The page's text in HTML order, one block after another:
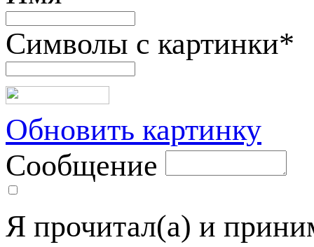
Символы с картинки*
Обновить картинку
Сообщение
Я прочитал(а) и